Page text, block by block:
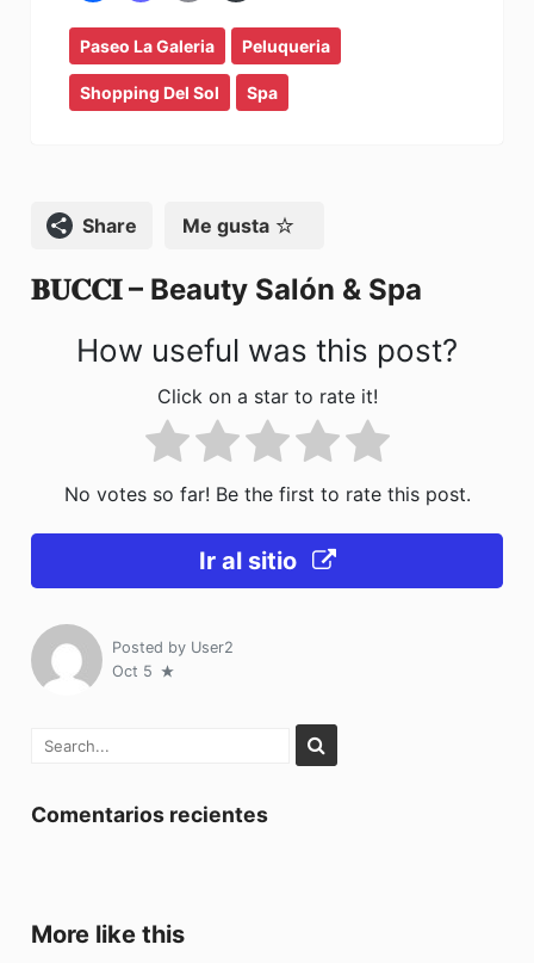
a
c
e
o
k
a
st
o
m
ai
l
o
m
p
Paseo La Galeria Peluqueria
Shopping Del Sol Spa
Compartir Me gusta
𝐁𝐔𝐂𝐂𝐈 – Beauty Salón & Spa
How useful was this post?
Click on a star to rate it!
No votes so far! Be the first to rate this post.
Ir al sitio
Posted by User2
Oct 5
Comentarios recientes
More like this